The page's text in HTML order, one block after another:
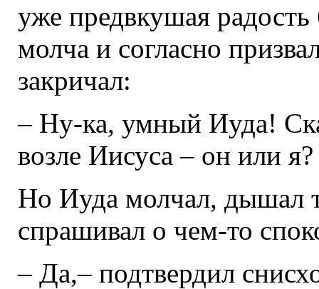
уже предвкушая радость
молча и согласно
закричал:
– Ну-ка, умный Иуда!
возле Иисуса – он или я?
Но Иуда молчал, дышал
спрашивал о чем-то
– Да,– подтвердил